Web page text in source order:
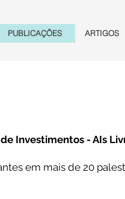
PUBLICAÇÕES ARTIGOS
Investimentos - AIs
em mais de 20